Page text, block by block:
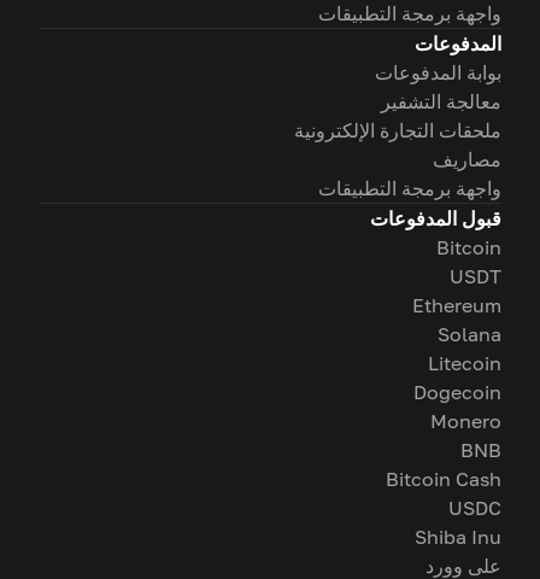
واجهة برمجة التطبيقات
المدفوعات
بوابة المدفوعات
معالجة التشفير
ملحقات التجارة الإلكترونية
مصاريف
واجهة برمجة التطبيقات
قبول المدفوعات
Bitcoin
USDT
Ethereum
Solana
Litecoin
Dogecoin
Monero
BNB
Bitcoin Cash
USDC
Shiba Inu
على وورد